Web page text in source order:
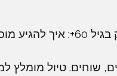
המדריך לטרק בגיל 60+: איך
שוחים. טיול מומלץ